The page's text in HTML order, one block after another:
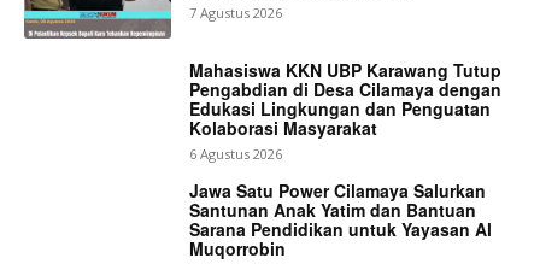
7 Agustus 2026
Mahasiswa KKN UBP Karawang Tutup
Pengabdian di Desa Cilamaya dengan
Edukasi Lingkungan dan Penguatan
Kolaborasi Masyarakat
6 Agustus 2026
Jawa Satu Power Cilamaya Salurkan
Santunan Anak Yatim dan Bantuan
Sarana Pendidikan untuk Yayasan Al
Muqorrobin